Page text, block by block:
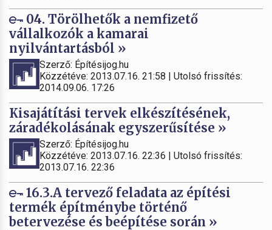
04. Törölhetők a nemfizető
vállalkozók a kamarai
nyilvántartásból »
Szerző: Építésijog.hu
Közzétéve: 2013.07.16. 21:58 | Utolsó frissítés:
2014.09.06. 17:26
Kisajátítási tervek elkészítésének,
záradékolásának egyszerűsítése »
Szerző: Építésijog.hu
Közzétéve: 2013.07.16. 22:36 | Utolsó frissítés:
2013.07.16. 22:36
16.3.A tervező feladata az építési
termék építménybe történő
betervezése és beépítése során »